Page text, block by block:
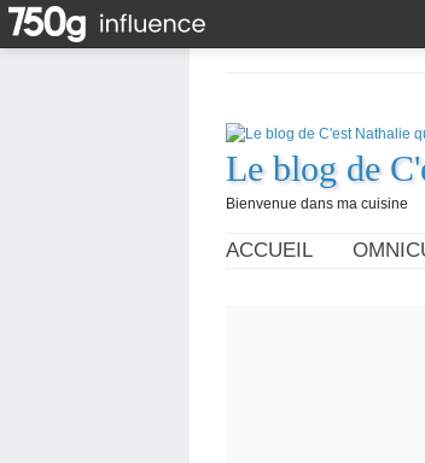
Le blog de
Bienvenue dans ma cuisine
ACCUEIL